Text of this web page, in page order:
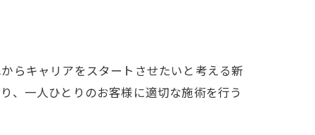
らキャリアをスタートさせたいと考える新
、一人ひとりのお客様に適切な施術を行う